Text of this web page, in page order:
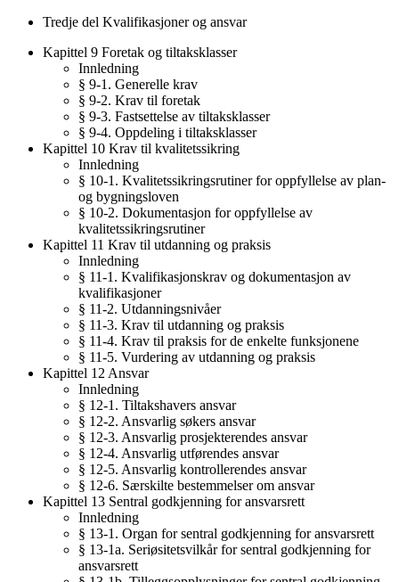
Tredje del Kvalifikasjoner og ansvar
Kapittel 9 Foretak og tiltaksklasser
Innledning
§ 9-1. Generelle krav
§ 9-2. Krav til foretak
§ 9-3. Fastsettelse av tiltaksklasser
§ 9-4. Oppdeling i tiltaksklasser
Kapittel 10 Krav til kvalitetssikring
Innledning
§ 10-1. Kvalitetssikringsrutiner for oppfyllelse av plan-
og bygningsloven
§ 10-2. Dokumentasjon for oppfyllelse av
kvalitetssikringsrutiner
Kapittel 11 Krav til utdanning og praksis
Innledning
§ 11-1. Kvalifikasjonskrav og dokumentasjon av
kvalifikasjoner
§ 11-2. Utdanningsnivåer
§ 11-3. Krav til utdanning og praksis
§ 11-4. Krav til praksis for de enkelte funksjonene
§ 11-5. Vurdering av utdanning og praksis
Kapittel 12 Ansvar
Innledning
§ 12-1. Tiltakshavers ansvar
§ 12-2. Ansvarlig søkers ansvar
§ 12-3. Ansvarlig prosjekterendes ansvar
§ 12-4. Ansvarlig utførendes ansvar
§ 12-5. Ansvarlig kontrollerendes ansvar
§ 12-6. Særskilte bestemmelser om ansvar
Kapittel 13 Sentral godkjenning for ansvarsrett
Innledning
§ 13-1. Organ for sentral godkjenning for ansvarsrett
§ 13-1a. Seriøsitetsvilkår for sentral godkjenning for
ansvarsrett